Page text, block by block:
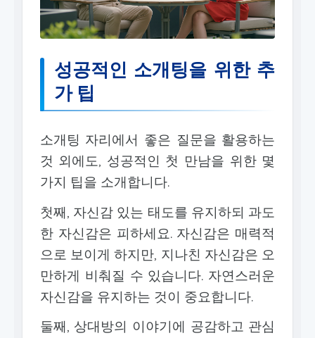
성공적인 소개팅을 위한 추
가 팁
소개팅 자리에서 좋은 질문을 활용하는
것 외에도, 성공적인 첫 만남을 위한 몇
가지 팁을 소개합니다.
첫째, 자신감 있는 태도를 유지하되 과도
한 자신감은 피하세요. 자신감은 매력적
으로 보이게 하지만, 지나친 자신감은 오
만하게 비춰질 수 있습니다. 자연스러운
자신감을 유지하는 것이 중요합니다.
둘째, 상대방의 이야기에 공감하고 관심